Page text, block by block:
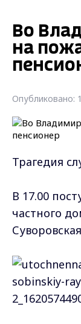
Во
на
Опубликовано:
Трагедия
В 17.00
частного